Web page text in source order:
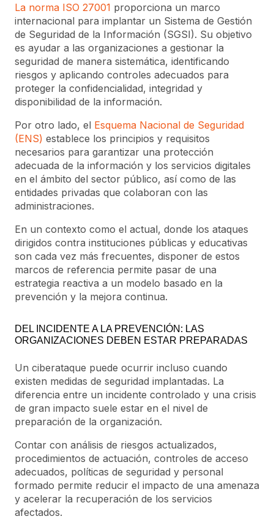
La norma ISO 27001 proporciona un marco
internacional para implantar un Sistema de Gestión
de Seguridad de la Información (SGSI). Su objetivo
es ayudar a las organizaciones a gestionar la
seguridad de manera sistemática, identificando
riesgos y aplicando controles adecuados para
proteger la confidencialidad, integridad y
disponibilidad de la información.
Por otro lado, el Esquema Nacional de Seguridad
(ENS) establece los principios y requisitos
necesarios para garantizar una protección
adecuada de la información y los servicios digitales
en el ámbito del sector público, así como de las
entidades privadas que colaboran con las
administraciones.
En un contexto como el actual, donde los ataques
dirigidos contra instituciones públicas y educativas
son cada vez más frecuentes, disponer de estos
marcos de referencia permite pasar de una
estrategia reactiva a un modelo basado en la
prevención y la mejora continua.
DEL INCIDENTE A LA PREVENCIÓN: LAS
ORGANIZACIONES DEBEN ESTAR PREPARADAS
Un ciberataque puede ocurrir incluso cuando
existen medidas de seguridad implantadas. La
diferencia entre un incidente controlado y una crisis
de gran impacto suele estar en el nivel de
preparación de la organización.
Contar con análisis de riesgos actualizados,
procedimientos de actuación, controles de acceso
adecuados, políticas de seguridad y personal
formado permite reducir el impacto de una amenaza
y acelerar la recuperación de los servicios
afectados.